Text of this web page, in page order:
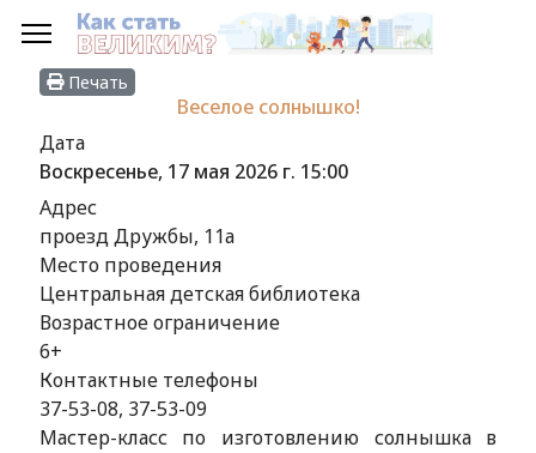
Печать
Веселое солнышко!
Дата
Воскресенье, 17 мая 2026 г. 15:00
Адрес
проезд Дружбы, 11а
Место проведения
Центральная детская библиотека
Возрастное ограничение
6+
Контактные телефоны
37-53-08, 37-53-09
Мастер-класс по изготовлению солнышка в